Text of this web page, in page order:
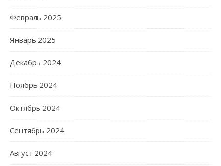
Февраль 2025
Январь 2025
Декабрь 2024
Ноябрь 2024
Октябрь 2024
Сентябрь 2024
Август 2024